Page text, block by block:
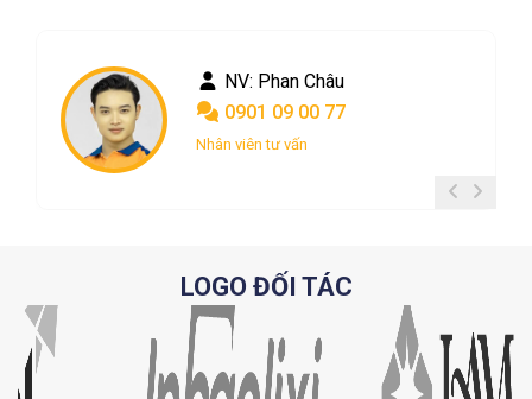
NV: Phan Châu
0901 09 00 77
Nhân viên tư vấn
LOGO ĐỐI TÁC